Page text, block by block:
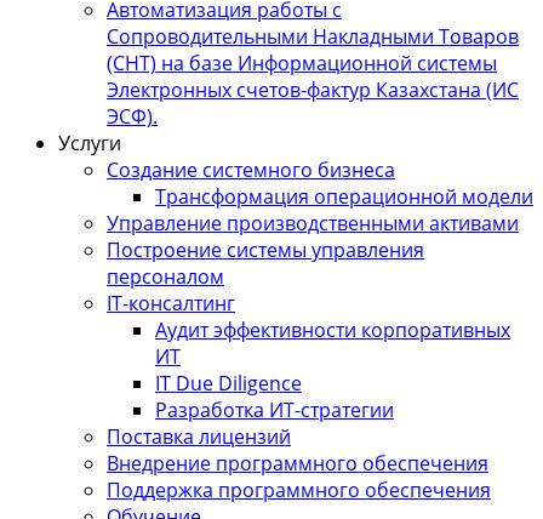
Автоматизация работы с
Сопроводительными Накладными Товаров
(СНТ) на базе Информационной системы
Электронных счетов-фактур Казахстана (ИС
ЭСФ).
Услуги
Создание системного бизнеса
Трансформация операционной модели
Управление производственными активами
Построение системы управления
персоналом
IT-консалтинг
Аудит эффективности корпоративных
ИТ
IT Due Diligence
Разработка ИТ-стратегии
Поставка лицензий
Внедрение программного обеспечения
Поддержка программного обеспечения